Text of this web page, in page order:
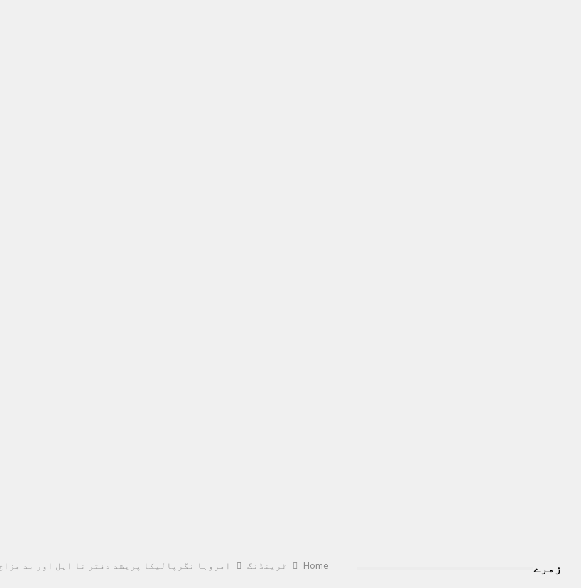
Home ٹرینڈنگ امروہا نگرپالیکا پریشد دفتر نا اہل اور بد مزاج زمرے